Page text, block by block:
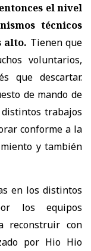
el nivel
técnicos
alto. Tienen que
voluntarios,
que descartar.
de mando de
trabajos
conforme a la
y también
en los distintos
los equipos
reconstruir con
por Hio Hio